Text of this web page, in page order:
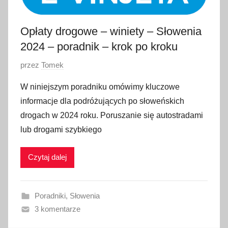
Opłaty drogowe – winiety – Słowenia
2024 – poradnik – krok po kroku
O
u
b
l
i
w
n
o
przez Tomek
W niniejszym poradniku omówimy kluczowe
informacje dla podróżujących po słoweńskich
drogach w 2024 roku. Poruszanie się autostradami
lub drogami szybkiego
Czytaj dalej
Poradniki, Słowenia
3 komentarze